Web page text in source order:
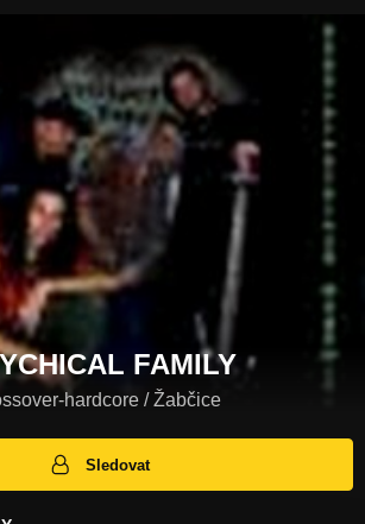
FAMILY
hardcore / Žabčice
Sledovat